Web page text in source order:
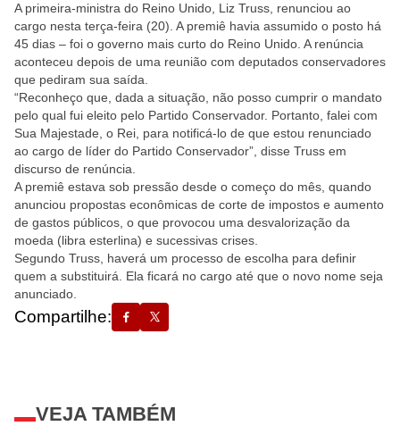
A primeira-ministra do Reino Unido, Liz Truss, renunciou ao
cargo nesta terça-feira (20). A premiê havia assumido o posto há
45 dias – foi o governo mais curto do Reino Unido. A renúncia
aconteceu depois de uma reunião com deputados conservadores
que pediram sua saída.
“Reconheço que, dada a situação, não posso cumprir o mandato
pelo qual fui eleito pelo Partido Conservador. Portanto, falei com
Sua Majestade, o Rei, para notificá-lo de que estou renunciado
ao cargo de líder do Partido Conservador”, disse Truss em
discurso de renúncia.
A premiê estava sob pressão desde o começo do mês, quando
anunciou propostas econômicas de corte de impostos e aumento
de gastos públicos, o que provocou uma desvalorização da
moeda (libra esterlina) e sucessivas crises.
Segundo Truss, haverá um processo de escolha para definir
quem a substituirá. Ela ficará no cargo até que o novo nome seja
anunciado.
Compartilhe:
VEJA TAMBÉM